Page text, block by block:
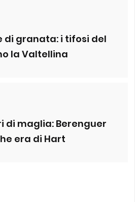
di granata: i tifosi del
la Valtellina
di maglia: Berenguer
era di Hart